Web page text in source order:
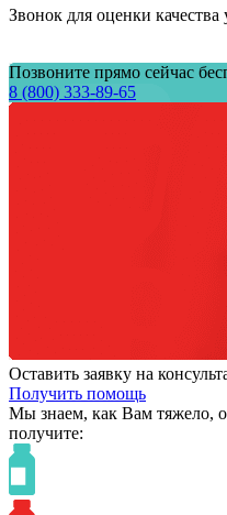
Звонок для оценки качества
Позвоните прямо сейчас
8 (800) 333-89-65
Оставить заявку на
Получить помощь
Мы знаем, как Вам тяжело,
получите: